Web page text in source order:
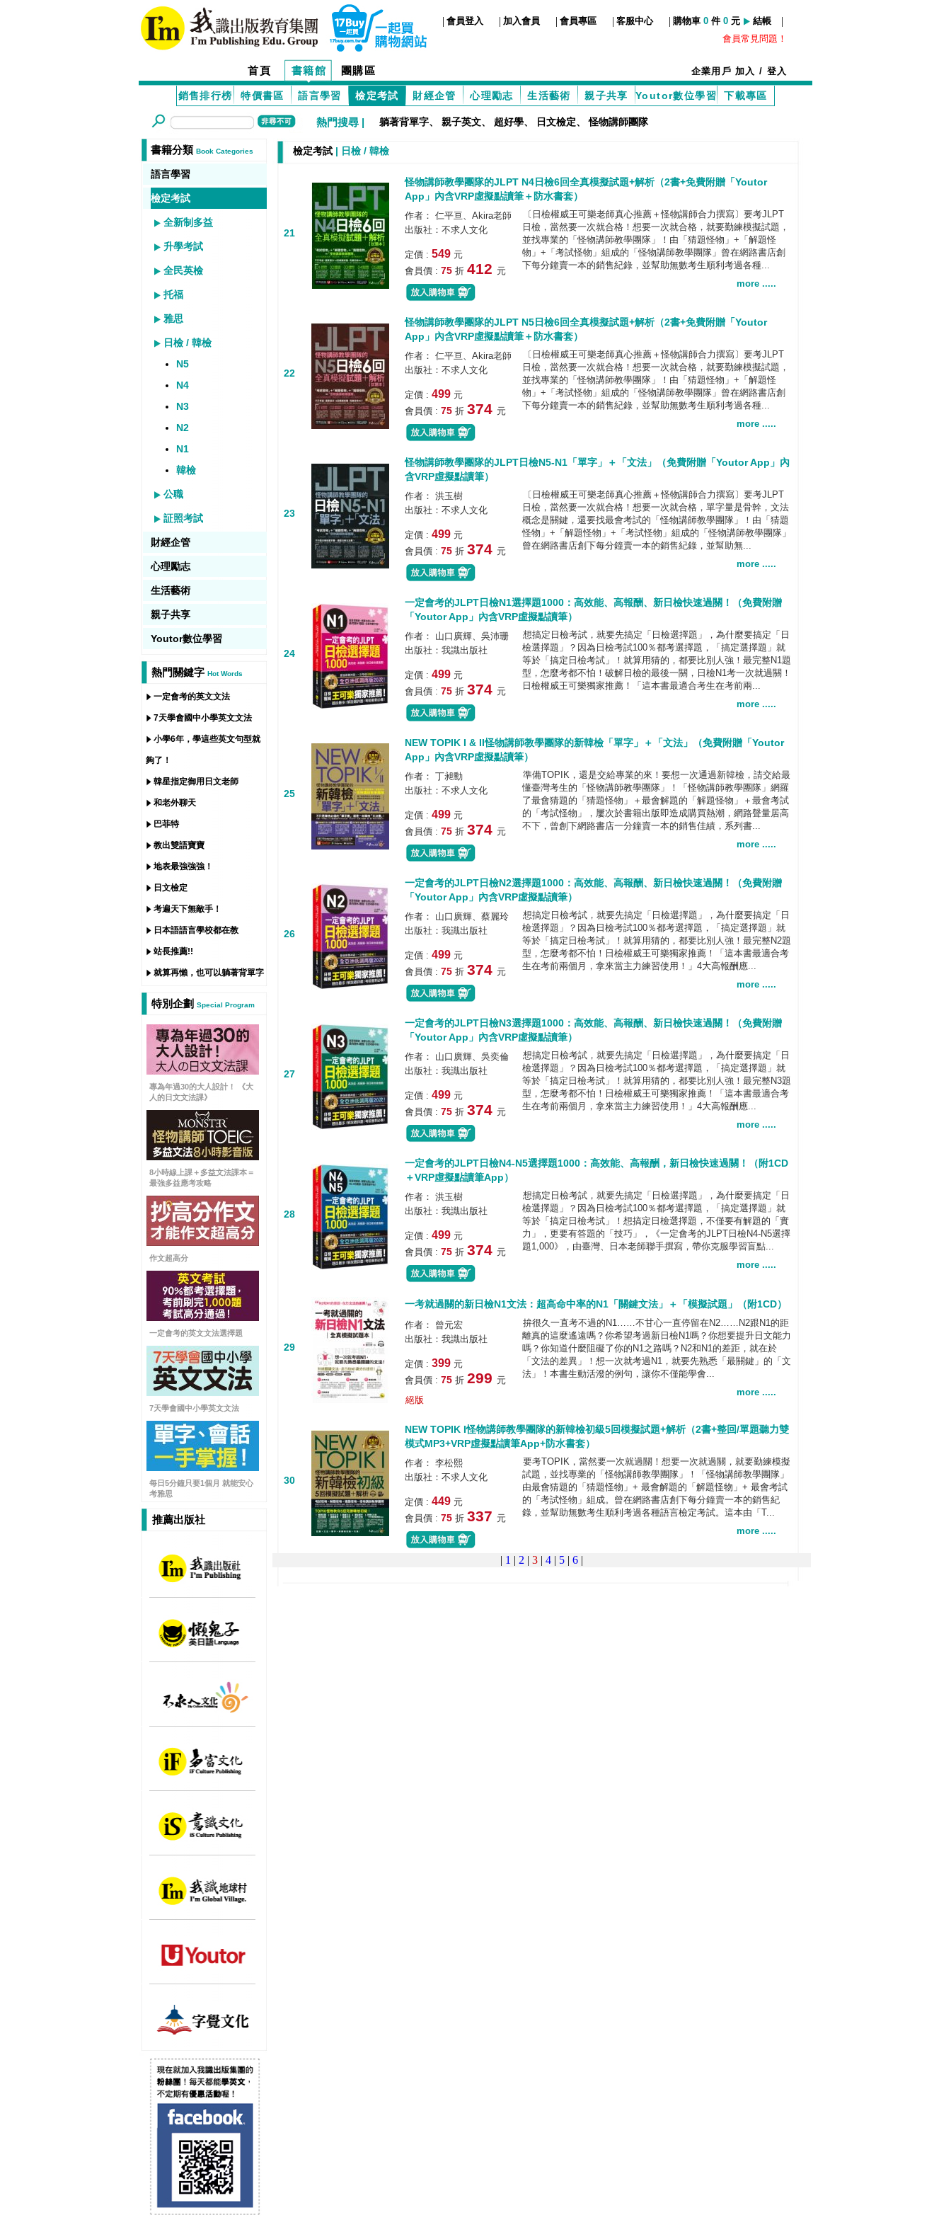
| 會員登入 | 加入會員 | 會員專區 | 客服中心 | 購物車 0 件 0 元 結帳 |
會員常見問題！
首頁 書籍館 團購區 企業用戶加入 / 登入
銷售排行榜 特價書區 語言學習 檢定考試 財經企管 心理勵志 生活藝術 親子共享 Youtor數位學習 下載專區
熱門搜尋 | 躺著背單字、 親子英文、 超好學、 日文檢定、怪物講師團隊
書籍分類 Book Categories
語言學習
檢定考試
全新制多益
升學考試
全民英檢
托福
雅思
日檢 / 韓檢
N5
N4
N3
N2
N1
韓檢
公職
証照考試
財經企管
心理勵志
生活藝術
親子共享
Youtor數位學習
熱門關鍵字 Hot Words
一定會考的英文文法
7天學會國中小學英文文法
小學6年，學這些英文句型就
夠了！
韓星指定御用日文老師
和老外聊天
巴菲特
教出雙語寶寶
地表最強強強！
日文檢定
考遍天下無敵手！
日本語語言學校都在教
站長推薦!!
就算再懶，也可以躺著背單字
特別企劃 Special Program
專為年過30的大人設計！ 《大
人的日文文法課》
8小時線上課＋多益文法課本＝
最強多益應考攻略
作文超高分
一定會考的英文文法選擇題
7天學會國中小學英文文法
每日5分鐘只要1個月 就能安心
考雅思
推薦出版社
檢定考試 | 日檢 / 韓檢
21
怪物講師教學團隊的JLPT N4日檢6回全真模擬試題+解析（2書+免費附贈「Youtor
App」內含VRP虛擬點讀筆＋防水書套）
作者： 仁平亘、Akira老師
出版社：不求人文化
定價 : 549 元
會員價 : 75 折 412 元
〔日檢權威王可樂老師真心推薦＋怪物講師合力撰寫〕要考JLPT
日檢，當然要一次就合格！想要一次就合格，就要勤練模擬試題，
並找專業的「怪物講師教學團隊」！由「猜題怪物」+「解題怪
物」+「考試怪物」組成的「怪物講師教學團隊」曾在網路書店創
下每分鐘賣一本的銷售紀錄，並幫助無數考生順利考過各種...
more .....
22
怪物講師教學團隊的JLPT N5日檢6回全真模擬試題+解析（2書+免費附贈「Youtor
App」內含VRP虛擬點讀筆＋防水書套）
作者： 仁平亘、Akira老師
出版社：不求人文化
定價 : 499 元
會員價 : 75 折 374 元
〔日檢權威王可樂老師真心推薦＋怪物講師合力撰寫〕要考JLPT
日檢，當然要一次就合格！想要一次就合格，就要勤練模擬試題，
並找專業的「怪物講師教學團隊」！由「猜題怪物」+「解題怪
物」+「考試怪物」組成的「怪物講師教學團隊」曾在網路書店創
下每分鐘賣一本的銷售紀錄，並幫助無數考生順利考過各種...
more .....
23
怪物講師教學團隊的JLPT日檢N5-N1「單字」＋「文法」（免費附贈「Youtor App」內
含VRP虛擬點讀筆）
作者： 洪玉樹
出版社：不求人文化
定價 : 499 元
會員價 : 75 折 374 元
〔日檢權威王可樂老師真心推薦＋怪物講師合力撰寫〕要考JLPT
日檢，當然要一次就合格！想要一次就合格，單字量是骨幹，文法
概念是關鍵，還要找最會考試的「怪物講師教學團隊」！由「猜題
怪物」+「解題怪物」+「考試怪物」組成的「怪物講師教學團隊」
曾在網路書店創下每分鐘賣一本的銷售紀錄，並幫助無...
more .....
24
一定會考的JLPT日檢N1選擇題1000：高效能、高報酬、新日檢快速過關！（免費附贈
「Youtor App」內含VRP虛擬點讀筆）
作者： 山口廣輝、吳沛珊
出版社：我識出版社
定價 : 499 元
會員價 : 75 折 374 元
想搞定日檢考試，就要先搞定「日檢選擇題」，為什麼要搞定「日
檢選擇題」？因為日檢考試100％都考選擇題，「搞定選擇題」就
等於「搞定日檢考試」！就算用猜的，都要比別人強！最完整N1題
型，怎麼考都不怕！破解日檢的最後一關，日檢N1考一次就過關！
日檢權威王可樂獨家推薦！「這本書最適合考生在考前兩...
more .....
25
NEW TOPIK I & II怪物講師教學團隊的新韓檢「單字」＋「文法」（免費附贈「Youtor
App」內含VRP虛擬點讀筆）
作者： 丁昶勳
出版社：不求人文化
定價 : 499 元
會員價 : 75 折 374 元
準備TOPIK，還是交給專業的來！要想一次通過新韓檢，請交給最
懂臺灣考生的「怪物講師教學團隊」！「怪物講師教學團隊」網羅
了最會猜題的「猜題怪物」＋最會解題的「解題怪物」＋最會考試
的「考試怪物」，屢次於書籍出版即造成購買熱潮，網路聲量居高
不下，曾創下網路書店一分鐘賣一本的銷售佳績，系列書...
more .....
26
一定會考的JLPT日檢N2選擇題1000：高效能、高報酬、新日檢快速過關！（免費附贈
「Youtor App」內含VRP虛擬點讀筆）
作者： 山口廣輝、蔡麗玲
出版社：我識出版社
定價 : 499 元
會員價 : 75 折 374 元
想搞定日檢考試，就要先搞定「日檢選擇題」，為什麼要搞定「日
檢選擇題」？因為日檢考試100％都考選擇題，「搞定選擇題」就
等於「搞定日檢考試」！就算用猜的，都要比別人強！最完整N2題
型，怎麼考都不怕！日檢權威王可樂獨家推薦！「這本書最適合考
生在考前兩個月，拿來當主力練習使用！」4大高報酬應...
more .....
27
一定會考的JLPT日檢N3選擇題1000：高效能、高報酬、新日檢快速過關！（免費附贈
「Youtor App」內含VRP虛擬點讀筆）
作者： 山口廣輝、吳奕倫
出版社：我識出版社
定價 : 499 元
會員價 : 75 折 374 元
想搞定日檢考試，就要先搞定「日檢選擇題」，為什麼要搞定「日
檢選擇題」？因為日檢考試100％都考選擇題，「搞定選擇題」就
等於「搞定日檢考試」！就算用猜的，都要比別人強！最完整N3題
型，怎麼考都不怕！日檢權威王可樂獨家推薦！「這本書最適合考
生在考前兩個月，拿來當主力練習使用！」4大高報酬應...
more .....
28
一定會考的JLPT日檢N4-N5選擇題1000：高效能、高報酬，新日檢快速過關！（附1CD
＋VRP虛擬點讀筆App）
作者： 洪玉樹
出版社：我識出版社
定價 : 499 元
會員價 : 75 折 374 元
想搞定日檢考試，就要先搞定「日檢選擇題」，為什麼要搞定「日
檢選擇題」？因為日檢考試100％都考選擇題，「搞定選擇題」就
等於「搞定日檢考試」！想搞定日檢選擇題，不僅要有解題的「實
力」，更要有答題的「技巧」，《一定會考的JLPT日檢N4-N5選擇
題1,000》，由臺灣、日本老師聯手撰寫，帶你克服學習盲點...
more .....
29
一考就過關的新日檢N1文法：超高命中率的N1「關鍵文法」＋「模擬試題」（附1CD）
作者： 曾元宏
出版社：我識出版社
定價 : 399 元
會員價 : 75 折 299 元
絕版
拚很久一直考不過的N1……不甘心一直停留在N2……N2跟N1的距
離真的這麼遙遠嗎？你希望考過新日檢N1嗎？你想要提升日文能力
嗎？你知道什麼阻礙了你的N1之路嗎？N2和N1的差距，就在於
「文法的差異」！想一次就考過N1，就要先熟悉「最關鍵」的「文
法」！本書生動活潑的例句，讓你不僅能學會...
more .....
30
NEW TOPIK I怪物講師教學團隊的新韓檢初級5回模擬試題+解析（2書+整回/單題聽力雙
模式MP3+VRP虛擬點讀筆App+防水書套）
作者： 李松熙
出版社：不求人文化
定價 : 449 元
會員價 : 75 折 337 元
要考TOPIK，當然要一次就過關！想要一次就過關，就要勤練模擬
試題，並找專業的「怪物講師教學團隊」！「怪物講師教學團隊」
由最會猜題的「猜題怪物」+ 最會解題的「解題怪物」+ 最會考試
的「考試怪物」組成。曾在網路書店創下每分鐘賣一本的銷售紀
錄，並幫助無數考生順利考過各種語言檢定考試。這本由「T...
more .....
| 1 | 2 | 3 | 4 | 5 | 6 |